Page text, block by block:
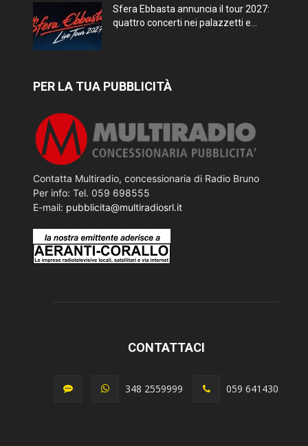
Sfera Ebbasta annuncia il tour 2027:
quattro concerti nei palazzetti e...
PER LA TUA PUBBLICITÀ
Contatta Multiradio, concessionaria di Radio Bruno
Per info: Tel. 059 698555
E-mail: pubblicita@multiradiosrl.it
CONTATTACI
348 2559999 059 641430